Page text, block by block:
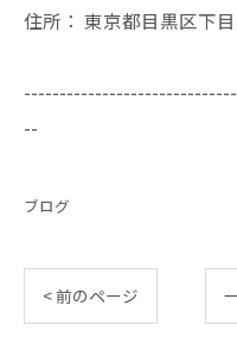
住所： 東京都目黒区下
--
ブログ
< 前のページ